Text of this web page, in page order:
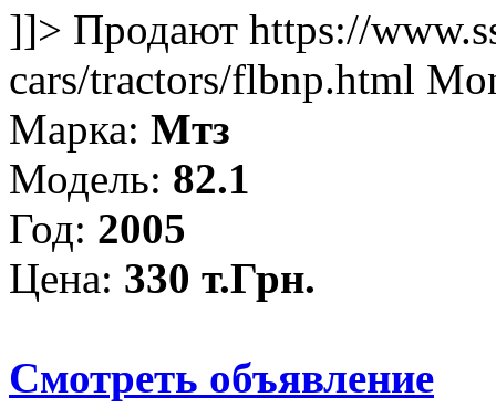
]]> Продают https://
cars/tractors/flbnp.html
Марка: Мтз
Модель: 82.1
Год: 2005
Цена: 330 т.Грн.
Смотреть объявление